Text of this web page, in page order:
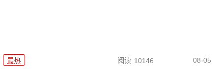
最热 阅读 10146 08-05